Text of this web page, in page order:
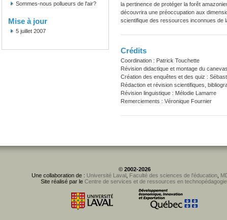
Sommes-nous pollueurs de l'air?
Mise à jour
5 juillet 2007
la pertinence de protéger la forêt
découvrira une préoccupation aux
scientifique des ressources inconnues de
Crédits
Coordination : Patrick Touchette
Révision didactique et montage du
Création des enquêtes et des quiz :
Rédaction et révision scientifiques,
Révision linguistique : Mélodie Lamarre
Remerciements : Véronique Fournier
© 2002-2026
Une collaboration de : Université Laval, Faculté des sciences de l'éducation,
Site réalisé par le Centre de services et de ressources en technopédagogie.